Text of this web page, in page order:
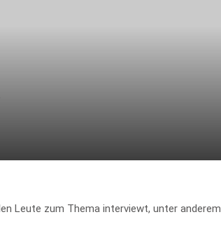
Leute zum Thema interviewt, unter anderem